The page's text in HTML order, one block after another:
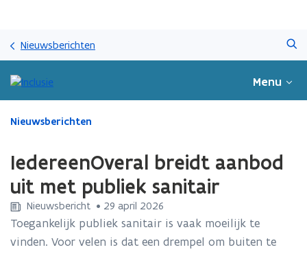
gaan
Nieuwsberichten
Menu
Gedaan
bevindt
zich
op:
IedereenOveral
breidt
Nieuwsberichten
IedereenOveral breidt aanbod
uit met publiek sanitair
Nieuwsbericht • 29 april 2026
Toegankelijk publiek sanitair is vaak moeilijk te
vinden. Voor velen is dat een drempel om buiten te